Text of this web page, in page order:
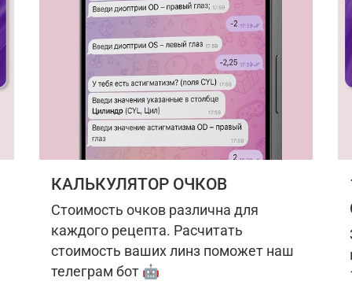
КАЛЬКУЛЯТОР ОЧКОВ
Стоимость очков различна для
каждого рецепта. Расчитать
стоимость ваших линз поможет наш
телеграм бот 🤖